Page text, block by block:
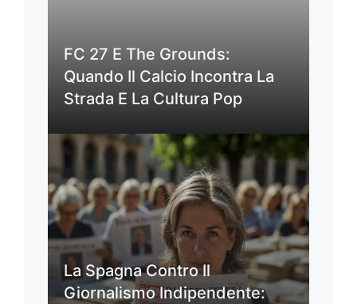
FC 27 E The Grounds:
Quando Il Calcio Incontra La
Strada E La Cultura Pop
La Spagna Contro Il
Giornalismo Indipendente: